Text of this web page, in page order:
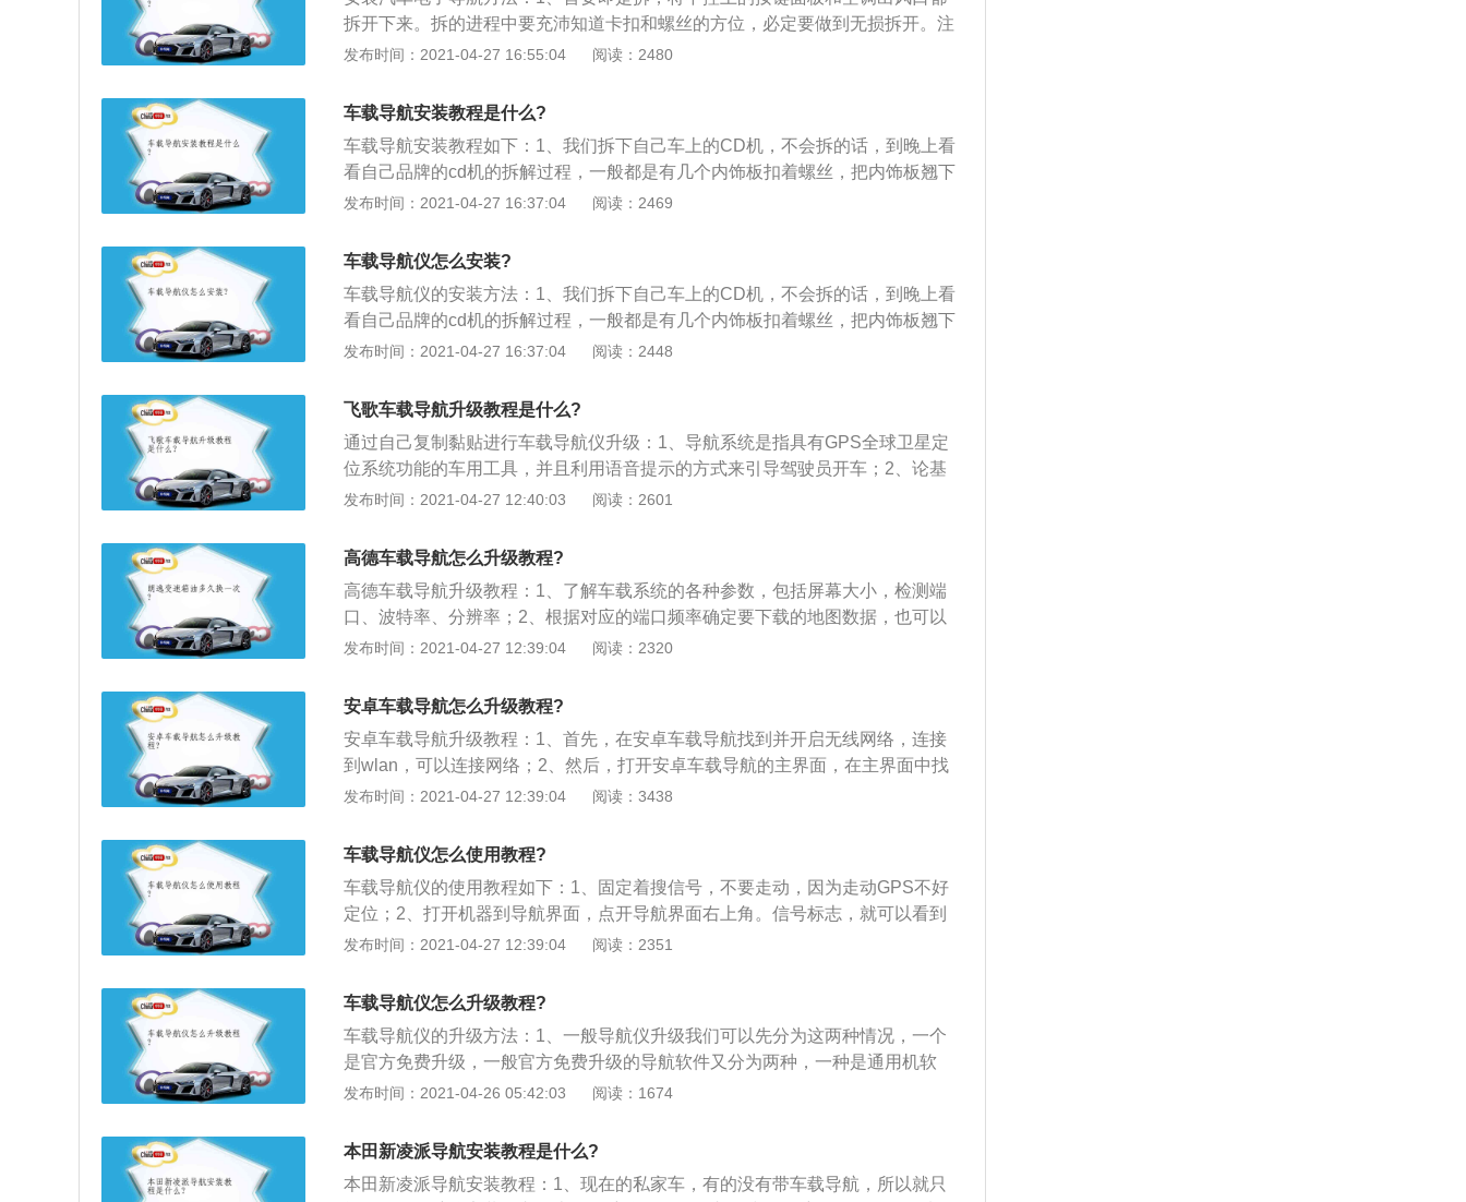
机以前，我们应该先安装导航的gps天线，从汽车的副驾驶位置，把天线放到表
台的内部，然后把GPS天线立着放，站到表台的最右侧。立着放是因为这种情况
下信号最好；5、拿来导航，安装原来的插线方式，和导航对接，对接完以后，
声音；6、然后按照原来的方式，再把螺丝拧上去，内饰板扣上去，就可以了。
拆开下来。拆的进程中要充沛知道卡扣和螺丝的方位，必定要做到无损拆开。注
意：无损不是面板，而是那些可拆开的卡扣与塑料楔子和螺丝等。面板能够扔
掉面板并将连接线都悄悄的拔出后，松掉有关螺丝，取下单碟CD机并拔除连接
线。此进程结束后，拆装的进程就算完成了。将导航设备和车辆的音源、电源、
USB和向光的多媒体线顺次接起来，并用胶布固定避免掉落。在接线的时分必定
要精心处置，线路的处置不当是很大的安全隐患。处置好有关线路后，当心取下
中控面板上一切卡扣和螺丝，并做好收纳避免丢失；3、使用螺丝和卡扣，将新
后即可安装成功。
发布时间：2021-04-27 16:55:04 阅读：2480
车载导航安装教程是什么?
车载导航安装教程如下：1、我们拆下自己车上的CD机，不会拆的话，到晚上看
看自己品牌的cd机的拆解过程，一般都是有几个内饰板扣着螺丝，把内饰板翘下
来就能看见螺丝了，这里拿途观为例；2、用T20把cd机上的四颗螺丝拿下来，当
有三个也行，螺丝只是起一个固定作用；3、螺丝拆掉以后，轻轻的把cd机拿出
来，后面有两个插头，掰开卡子，把线束和cd机分离开来；4、在安装导航机以
前，我们应该先安装导航的gps天线，从汽车的副驾驶位置，把天线放到表台的
内部，然后把GPS天线立着放，站到表台的最右侧。立着放是因为这种情况下信
号最好；5、拿来导航，安装原来的插线方式，和导航对接，对接完以后，应该
音。然后按照原来的方式，再把螺丝拧上去，内饰板扣上去，就可以了。
发布时间：2021-04-27 16:37:04 阅读：2469
车载导航仪怎么安装?
车载导航仪的安装方法：1、我们拆下自己车上的CD机，不会拆的话，到晚上看
看自己品牌的cd机的拆解过程，一般都是有几个内饰板扣着螺丝，把内饰板翘下
来就能看见螺丝了，这里拿途观为例；2、用T20把cd机上的四颗螺丝拿下来，当
有三个也行，螺丝只是起一个固定作用；3、螺丝拆掉以后，轻轻的把cd机拿出
来，后面有两个插头，掰开卡子，把线束和cd机分离开来；4、在安装导航机以
前，我们应该先安装导航的gps天线，从汽车的副驾驶位置，把天线放到表台的
内部，然后把GPS天线立着放，站到表台的最右侧。立着放是因为这种情况下信
号最好；5、拿来导航，安装原来的插线方式，和导航对接，对接完以后，应该
音。然后按照原来的方式，再把螺丝拧上去，内饰板扣上去，就可以了。
发布时间：2021-04-27 16:37:04 阅读：2448
飞歌车载导航升级教程是什么?
通过自己复制黏贴进行车载导航仪升级：1、导航系统是指具有GPS全球卫星定
位系统功能的车用工具，并且利用语音提示的方式来引导驾驶员开车；2、论基
础上的位置，你可以使用多功能显示器，提供前面的道路，最近，加油站，宾
点是防盗，分为被动式防盗和动态跟踪分歧。
发布时间：2021-04-27 12:40:03 阅读：2601
高德车载导航怎么升级教程?
高德车载导航升级教程：1、了解车载系统的各种参数，包括屏幕大小，检测端
口、波特率、分辨率；2、根据对应的端口频率确定要下载的地图数据，也可以
自己修改端口和频率；3、地图是不能直接用手机更新的，一般是在外置的SD卡
整理好的正确地图导入SD卡；4、装好新地图后，可以在附近的路上开一段试验
新地图的准确性。
发布时间：2021-04-27 12:39:04 阅读：2320
安卓车载导航怎么升级教程?
安卓车载导航升级教程：1、首先，在安卓车载导航找到并开启无线网络，连接
到wlan，可以连接网络；2、然后，打开安卓车载导航的主界面，在主界面中找
到并选择设置选项；3、在设置选项中，找到地图导航，并找到并选择车载导航
择进入到地图更新；5、在地图更新的选项中，最下方有一个更新到最新版本的
选项，当然也有其他的设置导航地图的选项；6、最后，选择下载最新的地图，
然后并选择wlan下自动更新地图即可。
发布时间：2021-04-27 12:39:04 阅读：3438
车载导航仪怎么使用教程?
车载导航仪的使用教程如下：1、固定着搜信号，不要走动，因为走动GPS不好
定位；2、打开机器到导航界面，点开导航界面右上角。信号标志，就可以看到
接受卫星颗数图，正常3颗定位，5颗导航。
发布时间：2021-04-27 12:39:04 阅读：2351
车载导航仪怎么升级教程?
车载导航仪的升级方法：1、一般导航仪升级我们可以先分为这两种情况，一个
是官方免费升级，一般官方免费升级的导航软件又分为两种，一种是通用机软
件，一种是品牌机专机专用的软件；2、前者导航仪升级就算是免费，我们还是
软件，根据厂商不同的营销策略，升级费用与方式都有一些差异。这也就是为什
么市面上同为凯立德软件的升级费用相差甚多；3、后者一般官方会推出专用的
管理软件，用户自行等到新版本软件与数据推出之后，在电脑上下载并连接导航
发布时间：2021-04-26 05:42:03 阅读：1674
本田新凌派导航安装教程是什么?
本田新凌派导航安装教程：1、现在的私家车，有的没有带车载导航，所以就只